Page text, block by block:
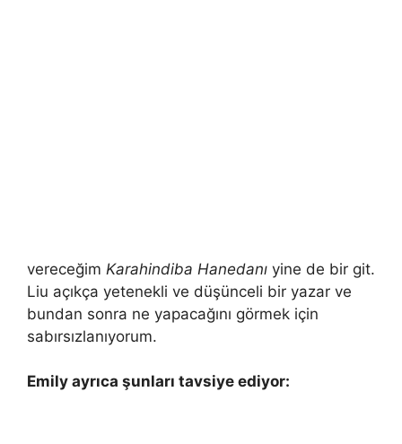
vereceğim Karahindiba Hanedanı yine de bir git.
Liu açıkça yetenekli ve düşünceli bir yazar ve
bundan sonra ne yapacağını görmek için
sabırsızlanıyorum.
Emily ayrıca şunları tavsiye ediyor: